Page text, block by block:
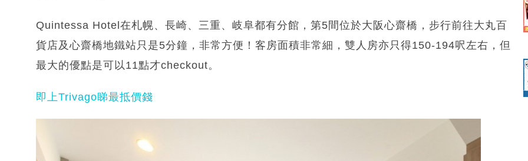
Quintessa Hotel在札幌、長崎、三重、岐阜都有分館，第5間位於大阪心齋橋，步行前往大丸百
貨店及心齋橋地鐵站只是5分鐘，非常方便！客房面積非常細，雙人房亦只得150-194呎左右，但
最大的優點是可以11點才checkout。
即上Trivago睇最抵價錢